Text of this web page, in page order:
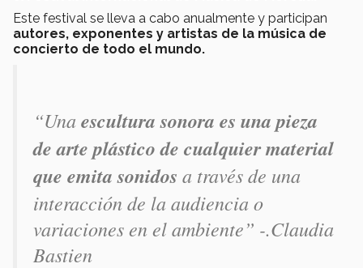
Este festival se lleva a cabo anualmente y participan
autores, exponentes y artistas de la música de
concierto de todo el mundo.
“Unaescultura sonora es una pieza
de arte plástico de cualquier material
que emita sonidos a través de una
interacción de la audiencia o
variaciones en el ambiente” -.Claudia
Bastien